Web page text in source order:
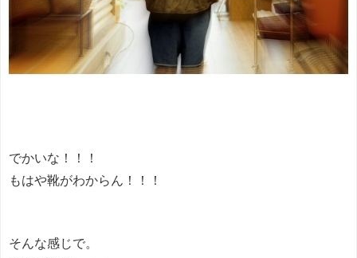
でかいな！！！
もはや靴がわからん！！！
そんな感じで。